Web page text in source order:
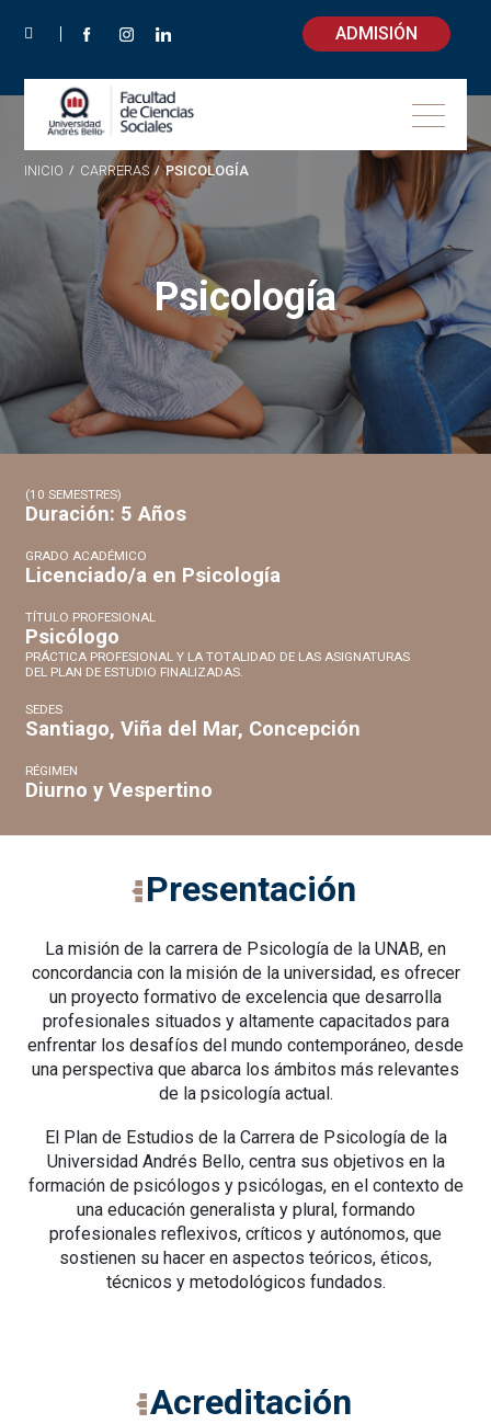
ADMISIÓN
INICIO / CARRERAS / PSICOLOGÍA
Psicología
(10 SEMESTRES)
Duración: 5 Años
GRADO ACADÉMICO
Licenciado/a en Psicología
TÍTULO PROFESIONAL
Psicólogo
PRÁCTICA PROFESIONAL Y LA TOTALIDAD DE LAS ASIGNATURAS
DEL PLAN DE ESTUDIO FINALIZADAS.
SEDES
Santiago, Viña del Mar, Concepción
RÉGIMEN
Diurno y Vespertino
Presentación
La misión de la carrera de Psicología de la UNAB, en
concordancia con la misión de la universidad, es ofrecer
un proyecto formativo de excelencia que desarrolla
profesionales situados y altamente capacitados para
enfrentar los desafíos del mundo contemporáneo, desde
una perspectiva que abarca los ámbitos más relevantes
de la psicología actual.
El Plan de Estudios de la Carrera de Psicología de la
Universidad Andrés Bello, centra sus objetivos en la
formación de psicólogos y psicólogas, en el contexto de
una educación generalista y plural, formando
profesionales reflexivos, críticos y autónomos, que
sostienen su hacer en aspectos teóricos, éticos,
técnicos y metodológicos fundados.
Acreditación